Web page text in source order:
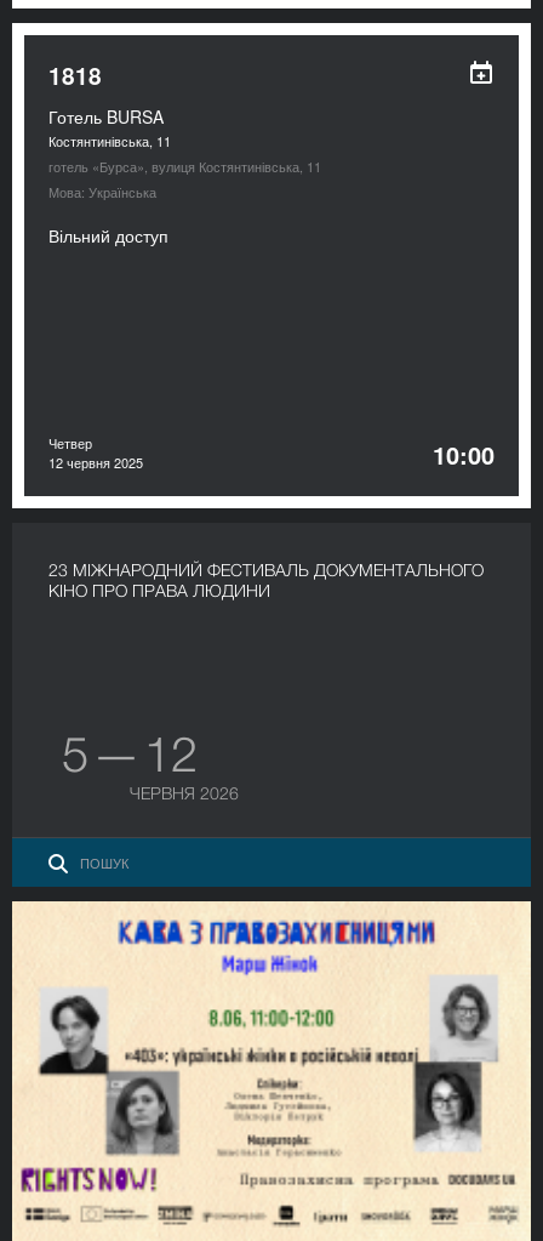
1818
Готель BURSA
Костянтинівська, 11
готель «Бурса», вулиця Костянтинівська, 11
Мова: Українська
Вільний доступ
Четвер
12 червня 2025
10:00
23 МІЖНАРОДНИЙ ФЕСТИВАЛЬ ДОКУМЕНТАЛЬНОГО
КІНО ПРО ПРАВА ЛЮДИНИ
5 — 12
ЧЕРВНЯ 2026